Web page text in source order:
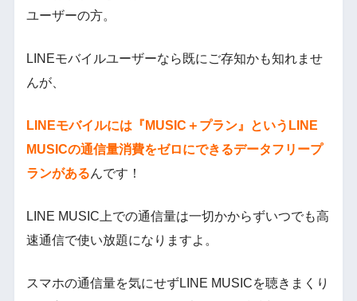
ユーザーの方。
LINEモバイルユーザーなら既にご存知かも知れませ
んが、
LINEモバイルには『MUSIC＋プラン』というLINE
MUSICの通信量消費をゼロにできるデータフリープ
ランがあるんです！
LINE MUSIC上での通信量は一切かからずいつでも高
速通信で使い放題になりますよ。
スマホの通信量を気にせずLINE MUSICを聴きまくり